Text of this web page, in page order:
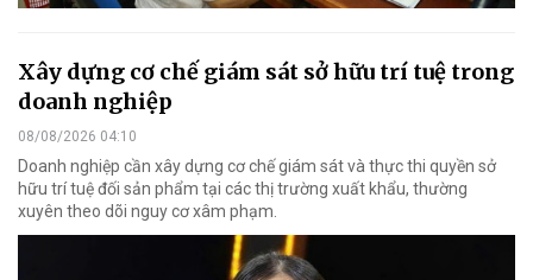
Xây dựng cơ chế giám sát sở hữu trí tuệ trong
doanh nghiệp
08/08/2026 04:10
Doanh nghiệp cần xây dựng cơ chế giám sát và thực thi quyền sở
hữu trí tuệ đối sản phẩm tại các thị trường xuất khẩu, thường
xuyên theo dõi nguy cơ xâm phạm.